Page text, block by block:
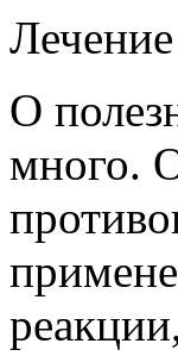
О
много.